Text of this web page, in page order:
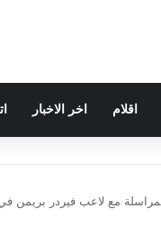
اقلام اخر الاخبار
مع لاعب فيردر بريمن في